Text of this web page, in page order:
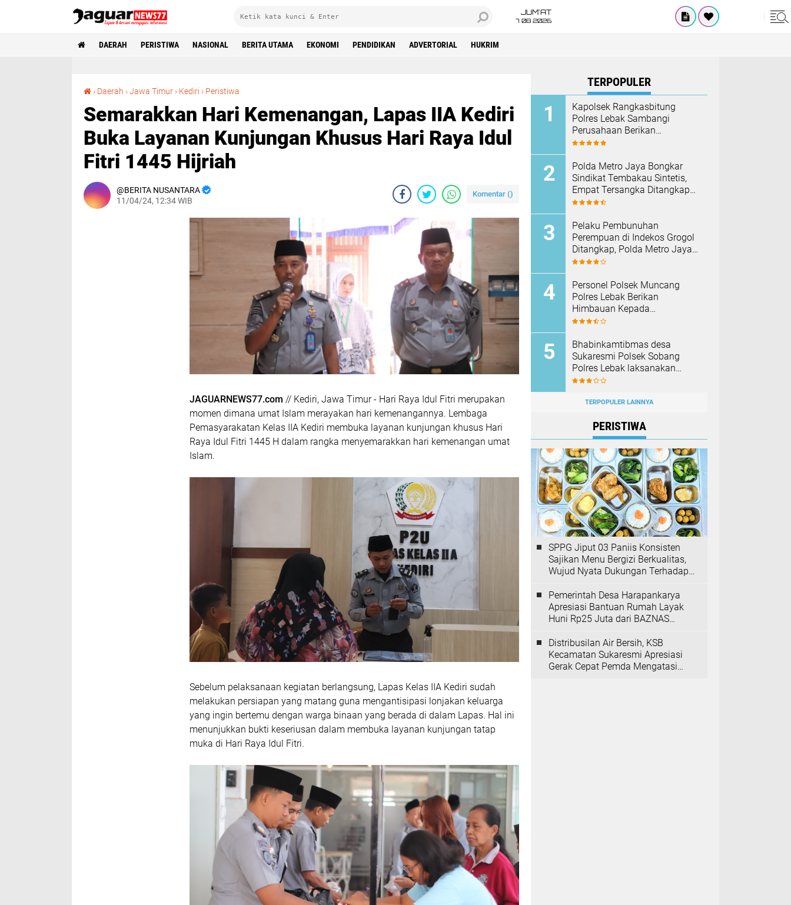
JUM'AT
7 08 2026
DAERAH PERISTIWA NASIONAL BERITA UTAMA EKONOMI PENDIDIKAN ADVERTORIAL HUKRIM
› Daerah ›Jawa Timur › Kediri › Peristiwa
Semarakkan Hari Kemenangan, Lapas IIA Kediri
Buka Layanan Kunjungan Khusus Hari Raya Idul
Fitri 1445 Hijriah
BERITA NUSANTARA
11/04/24, 12:34 WIB
Komentar ()
JAGUARNEWS77.com // Kediri, Jawa Timur - Hari Raya Idul Fitri merupakan
momen dimana umat Islam merayakan hari kemenangannya. Lembaga
Pemasyarakatan Kelas IIA Kediri membuka layanan kunjungan khusus Hari
Raya Idul Fitri 1445 H dalam rangka menyemarakkan hari kemenangan umat
Islam.
Sebelum pelaksanaan kegiatan berlangsung, Lapas Kelas IIA Kediri sudah
melakukan persiapan yang matang guna mengantisipasi lonjakan keluarga
yang ingin bertemu dengan warga binaan yang berada di dalam Lapas. Hal ini
menunjukkan bukti keseriusan dalam membuka layanan kunjungan tatap
muka di Hari Raya Idul Fitri.
TERPOPULER
Kapolsek Rangkasbitung
Polres Lebak Sambangi
Perusahaan Berikan
Himbauan Cegah Kebakaran
‎Polda Metro Jaya Bongkar
Sindikat Tembakau Sintetis,
Empat Tersangka Ditangkap
dan Hampir Satu Kilogram
Pelaku Pembunuhan
Perempuan di Indekos Grogol
Ditangkap, Polda Metro Jaya
Sita Palu dan Sejumlah
Personel Polsek Muncang
Polres Lebak Berikan
Himbauan Kepada
Masyarakat Agar Tidak
Bhabinkamtibmas desa
Sukaresmi Polsek Sobang
Polres Lebak laksanakan
Sambang di Desa binaanya
TERPOPULER LAINNYA
PERISTIWA
SPPG Jiput 03 Paniis Konsisten
Sajikan Menu Bergizi Berkualitas,
Wujud Nyata Dukungan Terhadap
Pemerintah Desa Harapankarya
Apresiasi Bantuan Rumah Layak
Huni Rp25 Juta dari BAZNAS
Distribusilan Air Bersih, KSB
Kecamatan Sukaresmi Apresiasi
Gerak Cepat Pemda Mengatasi